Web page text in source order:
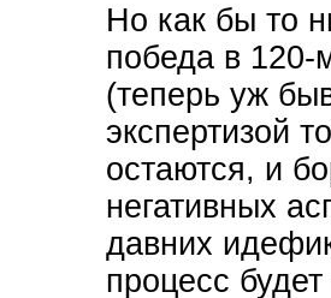
Но как бы то
победа в 120-
(теперь уж
экспертизой
остаются, и
негативных
давних
процесс